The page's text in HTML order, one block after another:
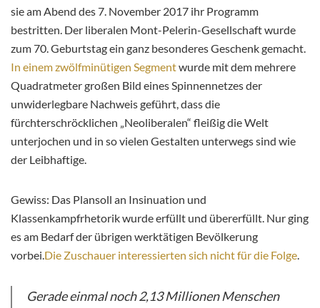
sie am Abend des 7. November 2017 ihr Programm
bestritten. Der liberalen Mont-Pelerin-Gesellschaft wurde
zum 70. Geburtstag ein ganz besonderes Geschenk gemacht.
In einem zwölfminütigen Segmentwurde mit dem mehrere
Quadratmeter großen Bild eines Spinnennetzes der
unwiderlegbare Nachweis geführt, dass die
fürchterschröcklichen „Neoliberalen“ fleißig die Welt
unterjochen und in so vielen Gestalten unterwegs sind wie
der Leibhaftige.
Gewiss: Das Plansoll an Insinuation und
Klassenkampfrhetorik wurde erfüllt und übererfüllt. Nur ging
es am Bedarf der übrigen werktätigen Bevölkerung
vorbei. Die Zuschauer interessierten sich nicht für die Folge
Gerade einmal noch 2,13 Millionen Menschen